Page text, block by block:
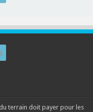
terrain doit payer pour les